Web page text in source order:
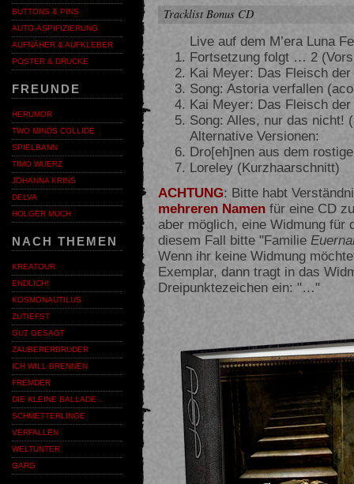
BUTTONS & PINS
AUTO-ASPIFIZIERUNG
AUFNÄHER & AUFKLEBER
POSTER & DRUCKE
FREUNDE
HERUMOR
TWO MINDS COLLIDE
SPIELBANN
TIMO WUERZ
JOHANNA KRINS
DELVA
HOLGER MUCH
NACH THEMEN
KREATOUR
ENDLICH!
KOSMONAUTILUS
ZUTIEFST
GUT GESAGT
ZAUBERERBRUDER
ICH WILL BRENNEN
FREMDER
DIE KLEINE BALLADE…
SCHMETTERLINGE
VERFALLEN
WELTUNTER
GARG
Tracklist Bonus CD
Live auf dem M’era Luna
Fortsetzung folgt … 2
Kai Meyer: Das Fleisch
Song: Astoria verfallen
Kai Meyer: Das Fleisch
Song: Alles, nur das nicht!
Alternative Versionen:
Dro[eh]nen aus dem
Loreley (Kurzhaarschnitt)
ACHTUNG: Bitte habt
mehreren Namen für eine CD
aber möglich, eine Widmung für
diesem Fall bitte "Familie
Wenn ihr keine Widmung
Exemplar, dann tragt in das
Dreipunktezeichen ein: "…"